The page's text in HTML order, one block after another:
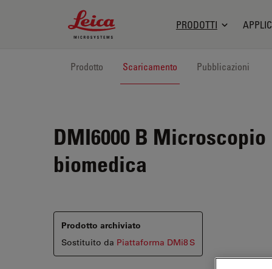
Leica Microsystems Logo
PRODOTTI
Prodotto Scaricamento Pubblicazioni
DMI6000 B Microscopio
biomedica
Prodotto archiviato
Sostituito da Piattaforma DMi8 S